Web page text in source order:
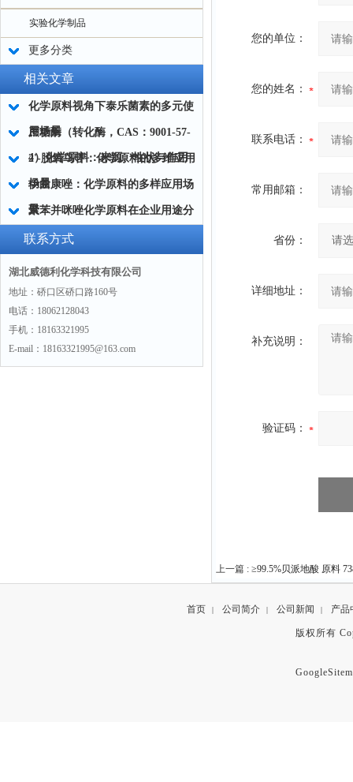
实验化学制品
更多分类
相关文章
化学原料视角下泰乐菌素的多元使
用场景
蔗糖酶（转化酶，CAS：9001-57-
4）化学原料：来源、性状与作用
2'-脱氧鸟苷：化学原料的多维应用
场景
伊曲康唑：化学原料的多样应用场
景
聚苯并咪唑化学原料在企业用途分
析
联系方式
湖北威德利化学科技有限公司
地址：硚口区硚口路160号
电话：18062128043
手机：18163321995
E-mail：18163321995@163.com
您的单位：
您的姓名：
联系电话：
常用邮箱：
省份：
详细地址：
补充说明：
验证码：
上一篇 : ≥99.5%贝派地酸 原料
首页 | 公司简介 | 公司新闻 | 产品
版权所有